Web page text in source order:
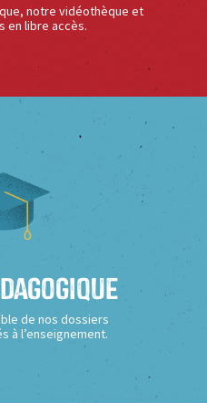
notre vidéothèque et
en libre accès.
de nos dossiers
à l’enseignement.